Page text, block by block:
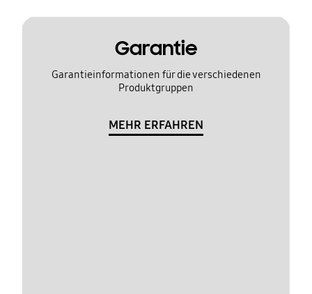
Garantie
Garantieinformationen für die verschiedenen
Produktgruppen
MEHR ERFAHREN